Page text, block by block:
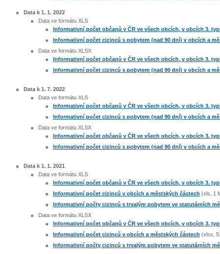
Data k 1. 1. 2022
Data ve formátu XLS
Informativní počet občanů v ČR ve všech obcích, v obcích 3.
Informativní počet cizinců s pobytem (nad 90 dní) v obcích a
Data ve formátu XLSX
Informativní počet občanů v ČR ve všech obcích, v obcích 3.
Informativní počet cizinců s pobytem (nad 90 dní) v obcích a
Data k 1. 7. 2022
Data ve formátu XLS
Informativní počet občanů v ČR ve všech obcích, v obcích 3.
Informativní počet cizinců s pobytem (nad 90 dní) v obcích a
Data ve formátu XLSX
​Informativní počet občanů v ČR ve všech obcích, v obcích 3.
Informativní počet cizinců s pobytem (nad 90 dní) v obcích a
Data k 1. 1. 2021
Data ve formátu XLS
Informativní počet občanů v ČR ve všech obcích, v obcích 3.
Informativní počet cizinců v obcích a městských částech (xls, 1
Informativní počty cizinců s trvalým pobytem ve statutárních
Data ve formátu XLSX
Informativní počet občanů v ČR ve všech obcích, v obcích 3.
Informativní počet cizinců v obcích a městských částech (xlsx,
Informativní počty cizinců s trvalým pobytem ve statutárních